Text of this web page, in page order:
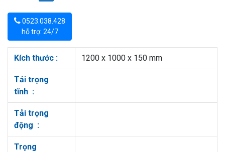
0523.038.428
hỗ trợ: 24/7
Kích thước : 1200 x 1000 x 150 mm
Tải trọng
tĩnh :
Tải trọng
động :
Trọng